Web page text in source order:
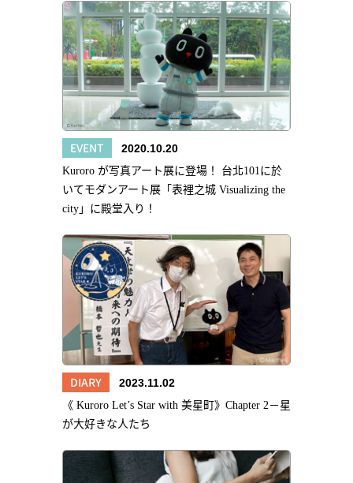
EVENT 2020.10.20
Kuroro が写真アート展に登場！ 台北101に於
いてモダンアート展「表裡之城 Visualizing the
city」に殿堂入り！
DIARY 2023.11.02
《 Kuroro Let’s Star with 美星町》Chapter 2－星
が大好きな人たち